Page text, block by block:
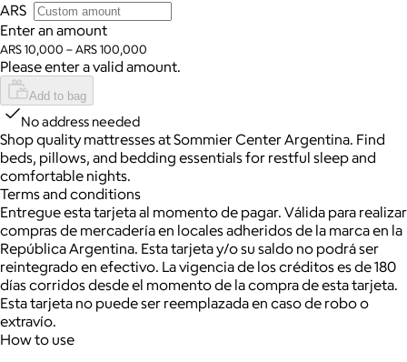
ARS
Enter an amount
ARS 10,000 – ARS 100,000
Please enter a valid amount.
Add to bag
No address needed
Shop quality mattresses at Sommier Center Argentina. Find
beds, pillows, and bedding essentials for restful sleep and
comfortable nights.
Terms and conditions
Entregue esta tarjeta al momento de pagar. Válida para realizar
compras de mercadería en locales adheridos de la marca en la
República Argentina. Esta tarjeta y/o su saldo no podrá ser
reintegrado en efectivo. La vigencia de los créditos es de 180
días corridos desde el momento de la compra de esta tarjeta.
Esta tarjeta no puede ser reemplazada en caso de robo o
extravío.
How to use